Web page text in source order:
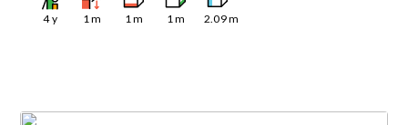
4y 1m 1m 1m 2.09m